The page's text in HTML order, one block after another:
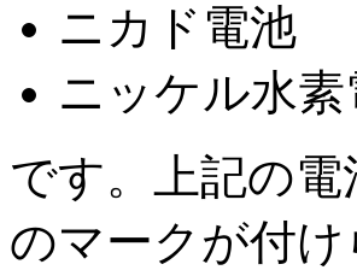
ニカド電池
ニッケル水素
です。上記の
のマークが付